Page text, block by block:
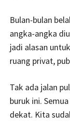
Bulan-bulan
angka-angka
jadi alasan
ruang privat,
Tak ada jalan
buruk ini.
dekat. Kita